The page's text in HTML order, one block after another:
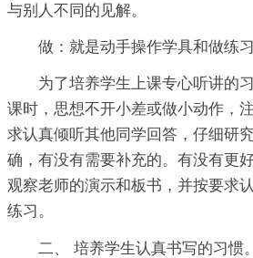
与别人不同的见解。
做：就是动手操作学具和做练习
为了培养学生上课专心听讲的
课时，思想不开小差或做小动作，
求认真倾听其他同学回答，仔细研
确，有没有需要补充的。有没有更
观察老师的演示和板书，并按要求
练习。
二、 培养学生认真书写的习惯。